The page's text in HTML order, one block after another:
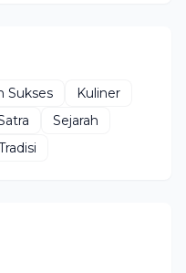
Sukses
Kuliner
Sejarah